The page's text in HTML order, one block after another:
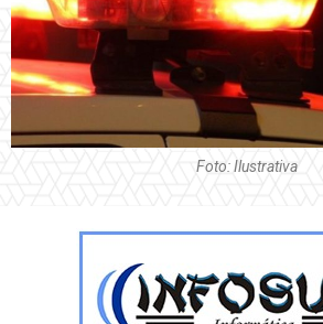
Foto: Ilustrativa